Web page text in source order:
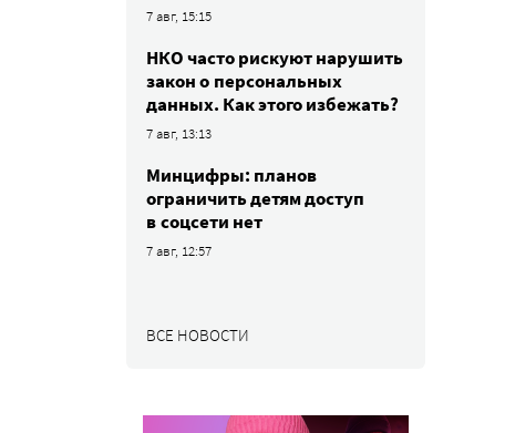
7 авг, 15:15
НКО часто рискуют нарушить
закон о персональных
данных. Как этого избежать?
7 авг, 13:13
Минцифры: планов
ограничить детям доступ
в соцсети нет
7 авг, 12:57
ВСЕ НОВОСТИ